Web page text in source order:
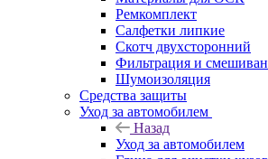
Ремкомплект
Салфетки липкие
Скотч двухсторонний
Фильтрация и
Шумоизоляция
Средства защиты
Уход за автомобилем
Назад
Уход за автомобилем